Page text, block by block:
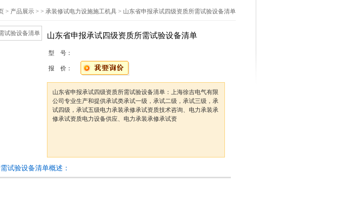
> 产品展示 > > 承装修试电力设施施工机具 > 山东省申报承试四级资质所需试验设备清单
山东省申报承试四级资质所需试验设备清单
型 号：
报 价：
山东省申报承试四级资质所需试验设备清单：上海徐吉电气有限
公司专业生产和提供承试类承试一级，承试二级，承试三级，承
试四级，承试五级电力承装承修承试资质技术咨询、电力承装承
修承试资质电力设备供应、电力承装承修承试资
试验设备清单概述：